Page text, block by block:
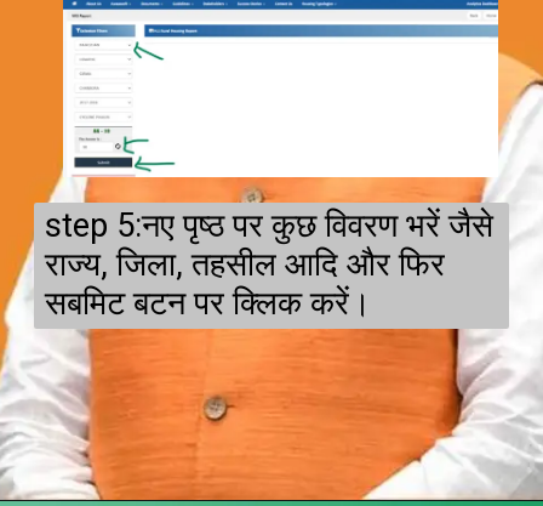
step 5:नए पृष्ठ पर कुछ विवरण भरें जैसे
राज्य, जिला, तहसील आदि और फिर
सबमिट बटन पर क्लिक करें।